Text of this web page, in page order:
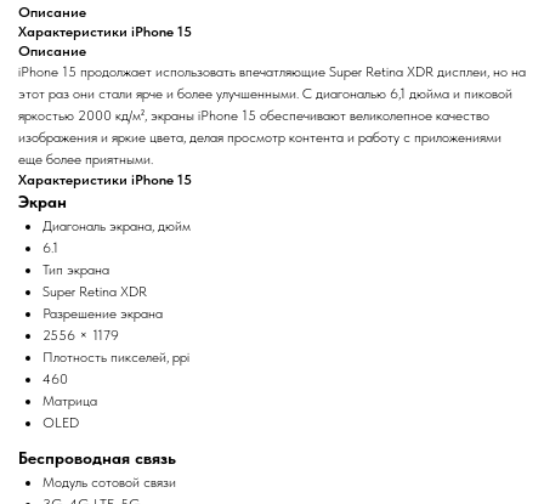
Описание
Характеристики iPhone 15
Описание
iPhone 15 продолжает использовать впечатляющие Super Retina XDR дисплеи, но на
этот раз они стали ярче и более улучшенными. С диагональю 6,1 дюйма и пиковой
яркостью 2000 кд/м², экраны iPhone 15 обеспечивают великолепное качество
изображения и яркие цвета, делая просмотр контента и работу с приложениями
еще более приятными.
Характеристики iPhone 15
Экран
Диагональ экрана, дюйм
6.1
Тип экрана
Super Retina XDR
Разрешение экрана
2556 × 1179
Плотность пикселей, ppi
460
Матрица
OLED
Беспроводная связь
Модуль сотовой связи